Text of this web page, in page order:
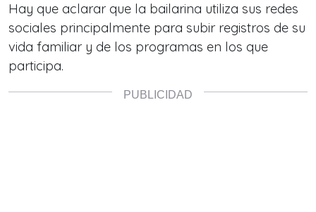
Hay que aclarar que la bailarina utiliza sus redes
sociales principalmente para subir registros de su
vida familiar y de los programas en los que
participa.